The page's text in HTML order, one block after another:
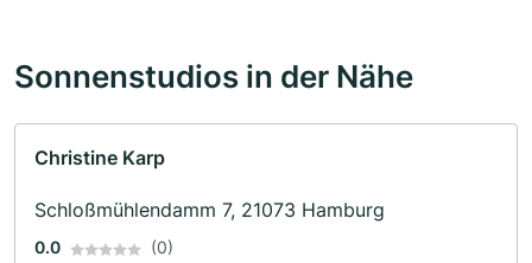
Sonnenstudios in der Nähe
Christine Karp
Schloßmühlendamm 7, 21073 Hamburg
0.0 (0)